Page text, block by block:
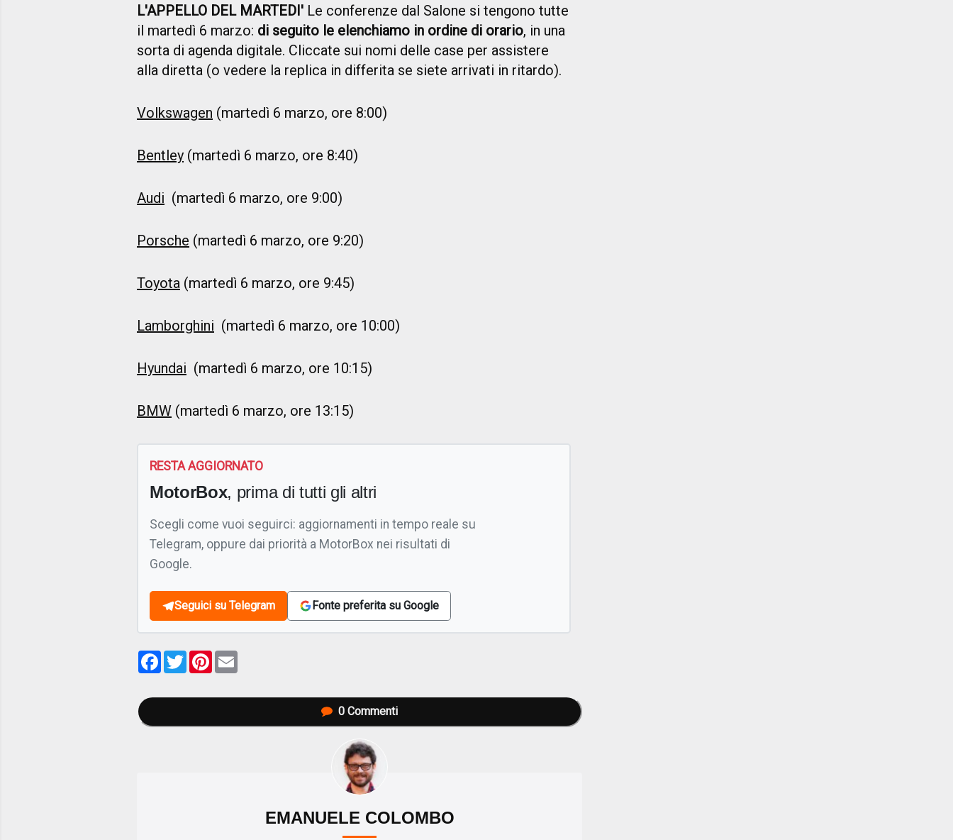
L'APPELLO DEL MARTEDI' Le conferenze dal Salone si tengono tutte
il martedì 6 marzo: di seguito le elenchiamo in ordine di orario, in una
sorta di agenda digitale. Cliccate sui nomi delle case per assistere
alla diretta (o vedere la replica in differita se siete arrivati in ritardo).
Volkswagen (martedì 6 marzo, ore 8:00)
Bentley (martedì 6 marzo, ore 8:40)
Audi (martedì 6 marzo, ore 9:00)
Porsche (martedì 6 marzo, ore 9:20)
Toyota (martedì 6 marzo, ore 9:45)
Lamborghini (martedì 6 marzo, ore 10:00)
Hyundai (martedì 6 marzo, ore 10:15)
BMW (martedì 6 marzo, ore 13:15)
RESTA AGGIORNATO
MotorBox, prima di tutti gli altri
Scegli come vuoi seguirci: aggiornamenti in tempo reale su
Telegram, oppure dai priorità a MotorBox nei risultati di
Google.
Seguici su Telegram Fonte preferita su Google
Facebook
TwitterPinterest
0 Commenti
EMANUELE COLOMBO